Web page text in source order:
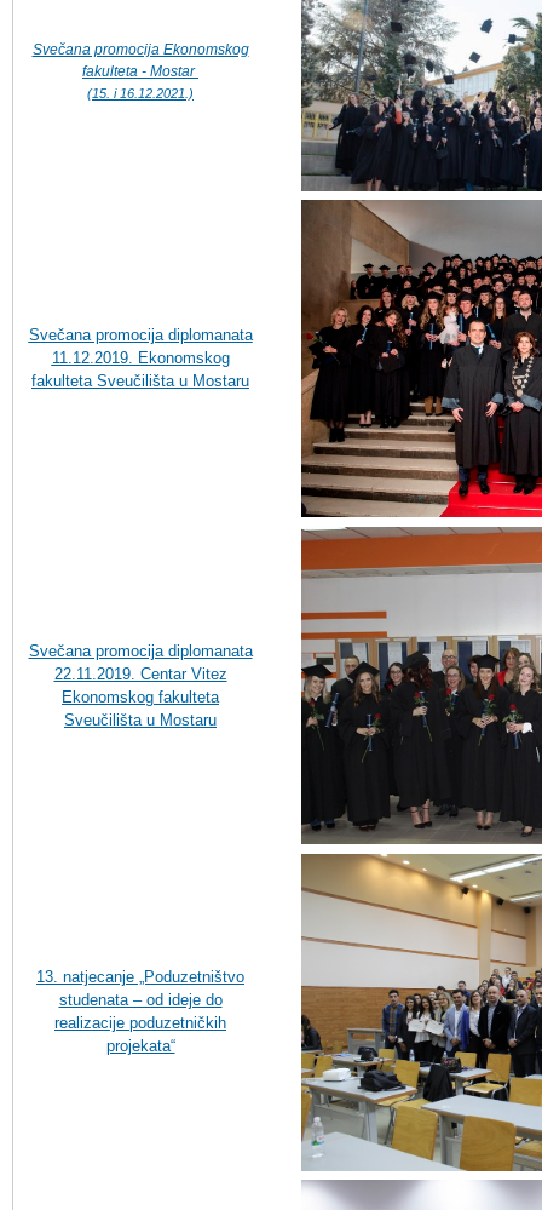
Svečana promocija Ekonomskog
fakulteta - Mostar
(15. i 16.12.2021.)
Svečana promocija diplomanata
11.12.2019. Ekonomskog
fakulteta Sveučilišta u Mostaru
Svečana promocija diplomanata
22.11.2019. Centar Vitez
Ekonomskog fakulteta
Sveučilišta u Mostaru
13. natjecanje „Poduzetništvo
studenata – od ideje do
realizacije poduzetničkih
projekata“